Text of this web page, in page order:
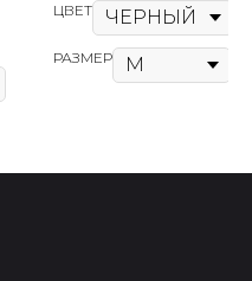
ЦВЕТ
РАЗМЕР